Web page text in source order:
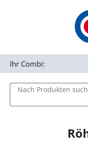
Zur Navigation
Nach Produkten
Ihr Combi: